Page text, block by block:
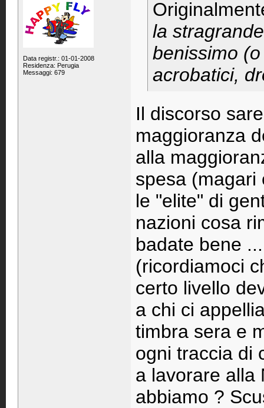
Data registr.: 01-01-2008
Residenza: Perugia
Messaggi: 679
la
benissimo
acrobatici,
Il discorso
maggioranza
alla
spesa (magari
le "elite" di
nazioni cosa
badate bene
(ricordiamoci
certo livello
a chi ci
timbra sera e
ogni traccia di
a lavorare alla
abbiamo ?